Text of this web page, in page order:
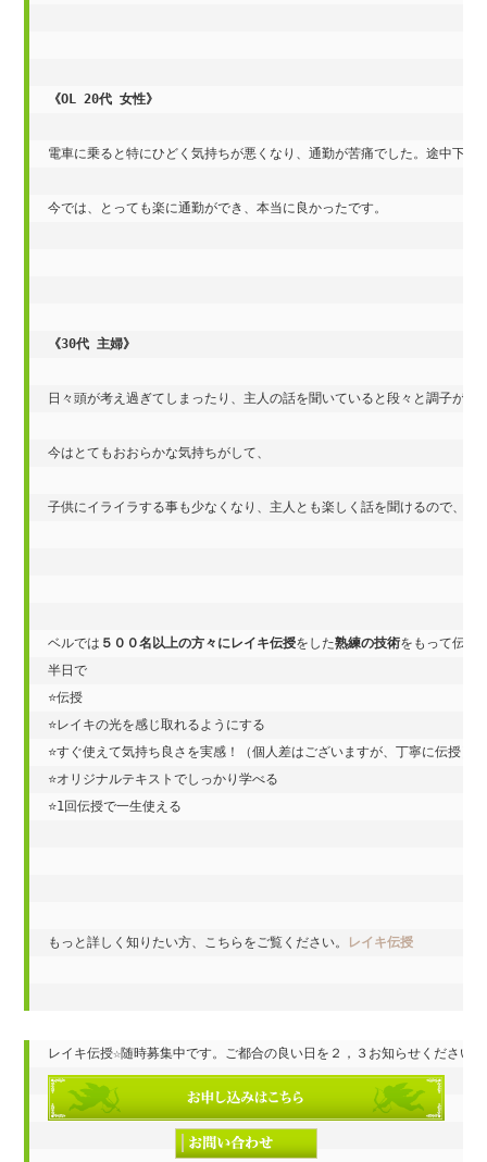
《OL 20代 女性》
電車に乗ると特にひどく気持ちが悪くなり、通勤が苦痛でした。途中下
今では、とっても楽に通勤ができ、本当に良かったです。
《30代 主婦》
日々頭が考え過ぎてしまったり、主人の話を聞いていると段々と調子が
今はとてもおおらかな気持ちがして、
子供にイライラする事も少なくなり、主人とも楽しく話を聞けるので、本
ベルでは ５００名以上の方々にレイキ伝授をした熟練の技術をもって伝授
半日で
⭐️伝授
⭐️レイキの光を感じ取れるようにする
⭐️すぐ使えて気持ち良さを実感！（個人差はございますが、丁寧に伝授）
⭐️オリジナルテキストでしっかり学べる
⭐️1回伝授で一生使える
もっと詳しく知りたい方、こちらをご覧ください。 レイキ伝授